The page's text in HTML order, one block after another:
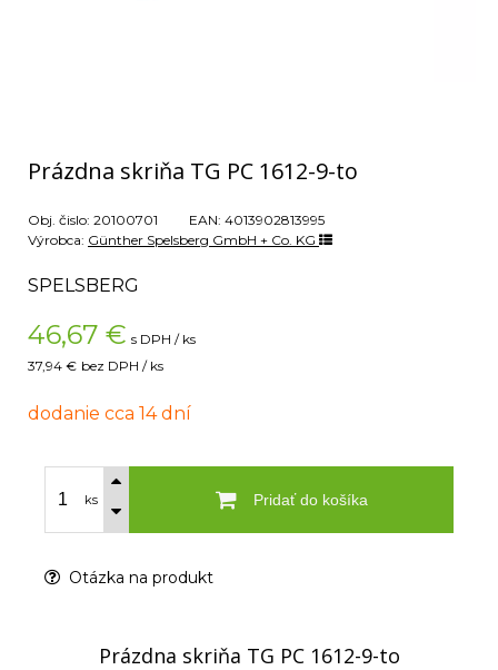
Prázdna skriňa TG PC 1612-9-to
Obj. čislo: 20100701 EAN: 4013902813995
Výrobca: Günther Spelsberg GmbH + Co. KG
SPELSBERG
46,67 € s DPH / ks
37,94 € bez DPH / ks
dodanie cca 14 dní
ks Pridať do košíka
Otázka na produkt
Prázdna skriňa TG PC 1612-9-to